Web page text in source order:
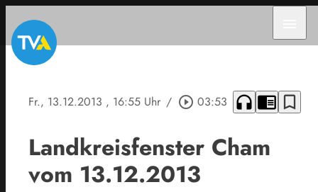
Fr., 13.12.2013 , 16:55 Uhr / play_circle_outline 03:53 headphones chrome_reader_mode bookmark_border
Landkreisfenster Cham
vom 13.12.2013